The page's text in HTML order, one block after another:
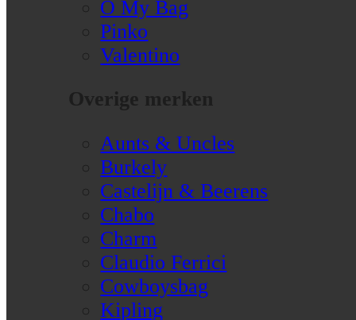
O My Bag
Pinko
Valentino
Overige merken
Aunts & Uncles
Burkely
Castelijn & Beerens
Chabo
Charm
Claudio Ferrici
Cowboysbag
Kipling